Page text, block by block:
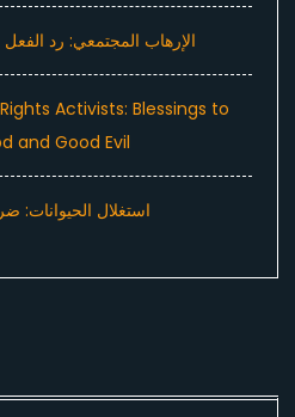
الإرهاب المجتمعي: رد الفعل
Activists: Blessings to
and Good Evil
استغلال الحيوانات: